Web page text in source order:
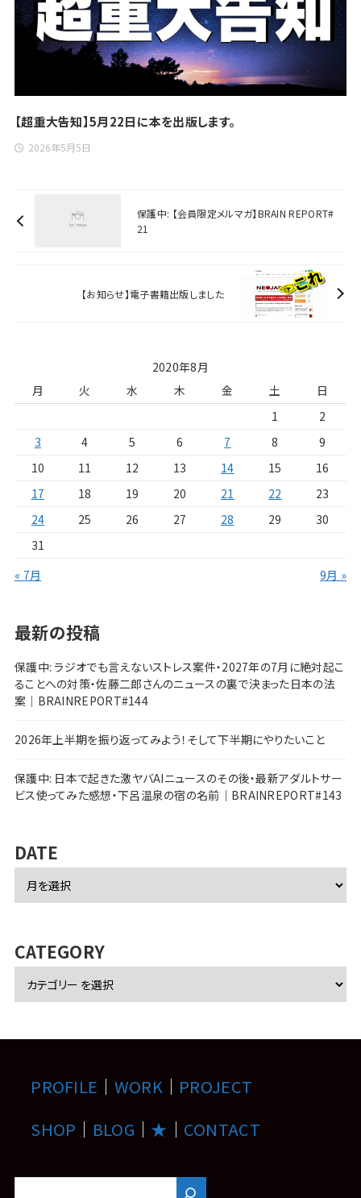
【超重大告知】5月22日に本を出版します。
2026年5月5日
保護中: 【会員限定メルマガ】BRAIN REPORT#
21
【お知らせ】電子書籍出版しました
2020年8月
月
火 水 木 金 土
日
1
2
3
4 5 6 7 8
9
10
11 12 13 14 15
16
17
18 19 20 21 22
23
24
25 26 27 28 29
30
31
« 7月
9月 »
最新の投稿
保護中: ラジオでも言えないストレス案件・2027年の7月に絶対起こ
ることへの対策・佐藤二郎さんのニュースの裏で決まった日本の法
案｜BRAINREPORT#144
2026年上半期を振り返ってみよう！そして下半期にやりたいこと
保護中: 日本で起きた激ヤバAIニュースのその後・最新アダルトサー
ビス使ってみた感想・下呂温泉の宿の名前｜BRAINREPORT#143
DATE
ブ
CATEGORY
PROFILE ｜ WORK ｜ PROJECT
SHOP ｜ BLOG ｜ ★ ｜ CONTACT